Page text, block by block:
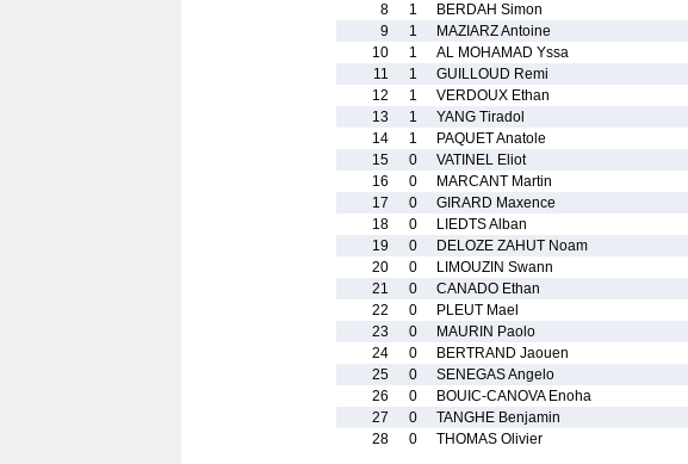
8
1 BERDAH Simon
9
1 MAZIARZ Antoine
10
1 AL MOHAMAD Yssa
11
1 GUILLOUD Remi
12
1 VERDOUX Ethan
13
1 YANG Tiradol
14
1 PAQUET Anatole
15
0 VATINEL Eliot
16
0 MARCANT Martin
17
0 GIRARD Maxence
18
0 LIEDTS Alban
19
0 DELOZE ZAHUT Noam
20
0 LIMOUZIN Swann
21
0 CANADO Ethan
22
0 PLEUT Mael
23
0 MAURIN Paolo
24
0 BERTRAND Jaouen
25
0 SENEGAS Angelo
26
0 BOUIC-CANOVA Enoha
27
0 TANGHE Benjamin
28
0 THOMAS Olivier